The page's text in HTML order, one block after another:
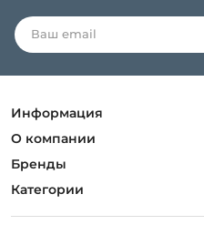
Информация
Политика конфиденциальности
Гарантия
Оплата и доставка
О компании
О компании
Контакты
Бренды
Artelamp
Категории
Люстры